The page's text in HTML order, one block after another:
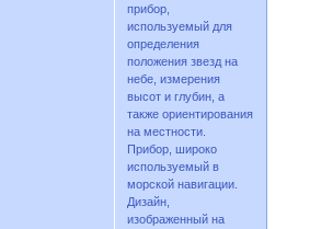
прибор,
используемый для
определения
положения звезд на
небе, измерения
высот и глубин, а
также ориентирования
на местности.
Прибор, широко
используемый в
морской навигации.
Дизайн,
изображенный на